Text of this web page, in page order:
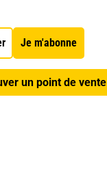
Je m'abonne
un point de vente